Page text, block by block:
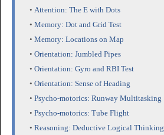
• Attention: The E with Dots
• Memory: Dot and Grid Test
• Memory: Locations on Map
• Orientation: Jumbled Pipes
• Orientation: Gyro and RBI Test
• Orientation: Sense of Heading
• Psycho-motorics: Runway Multitasking
• Psycho-motorics: Tube Flight
• Reasoning: Deductive Logical Thinking